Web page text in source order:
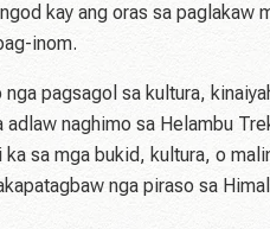
kay ang oras sa paglakaw
inom.
nga pagsagol sa kultura,
naghimo sa Helambu
sa mga bukid, kultura, o
nga piraso sa